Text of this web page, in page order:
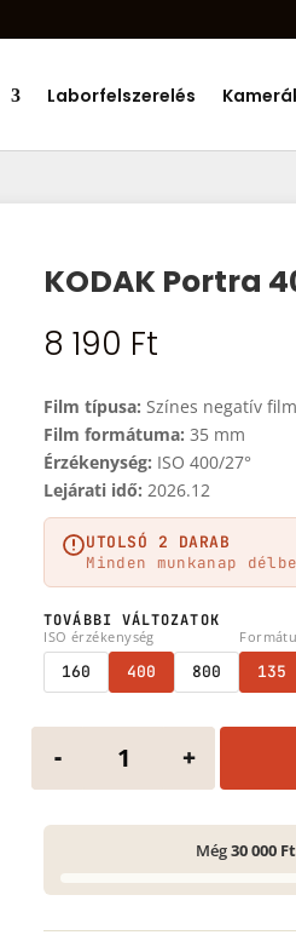
Laborfelszerelés
Products
KODAK Portra
8 190 Ft
Film típusa: Színes negatív film
Film formátuma: 35 mm
Érzékenység: ISO 400/27°
Lejárati idő: 2026.12
UTOLSÓ 2 DARAB
Minden munkanap
TOVÁBBI VÁLTOZATOK
ISO érzékenység
160 400 800 135
- +
Még30 000